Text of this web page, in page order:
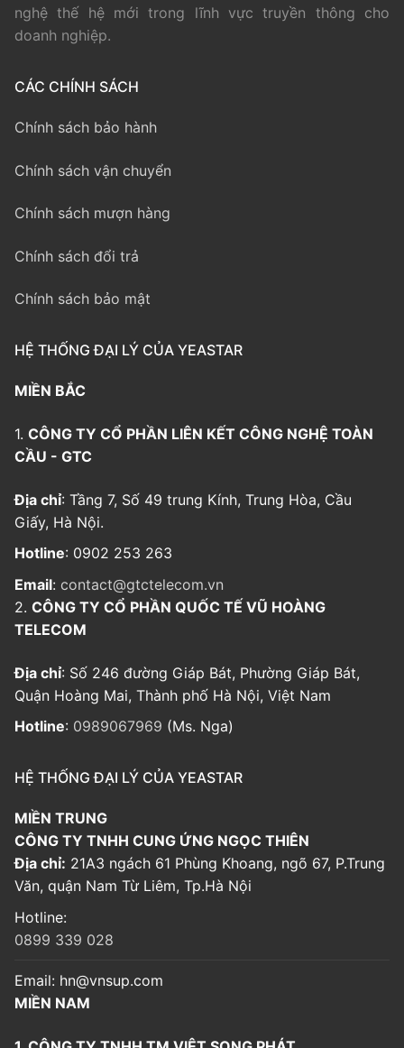
nghệ thế hệ mới trong lĩnh vực truyền thông cho
doanh nghiệp.
CÁC CHÍNH SÁCH
Chính sách bảo hành
Chính sách vận chuyển
Chính sách mượn hàng
Chính sách đổi trả
Chính sách bảo mật
HỆ THỐNG ĐẠI LÝ CỦA YEASTAR
MIỀN BẮC
1. CÔNG TY CỔ PHẦN LIÊN KẾT CÔNG NGHỆ TOÀN
CẦU - GTC
Địa chỉ: Tầng 7, Số 49 trung Kính, Trung Hòa, Cầu
Giấy, Hà Nội.
Hotline: 0902 253 263
Email: contact@gtctelecom.vn
2. CÔNG TY CỔ PHẦN QUỐC TẾ VŨ HOÀNG
TELECOM
Địa chỉ: Số 246 đường Giáp Bát, Phường Giáp Bát,
Quận Hoàng Mai, Thành phố Hà Nội, Việt Nam
Hotline: 0989067969 (Ms. Nga)
HỆ THỐNG ĐẠI LÝ CỦA YEASTAR
MIỀN TRUNG
CÔNG TY TNHH CUNG ỨNG NGỌC THIÊN
Địa chỉ: 21A3 ngách 61 Phùng Khoang, ngõ 67, P.Trung
Văn, quận Nam Từ Liêm, Tp.Hà Nội
Hotline:
0899 339 028
Email: hn@vnsup.com
MIỀN NAM